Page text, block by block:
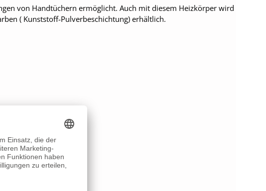
von Handtüchern ermöglicht. Auch mit diesem Heizkörper wird
( Kunststoff-Pulverbeschichtung) erhältlich.